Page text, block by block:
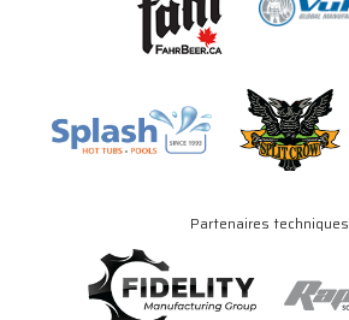
Partenaires techniques